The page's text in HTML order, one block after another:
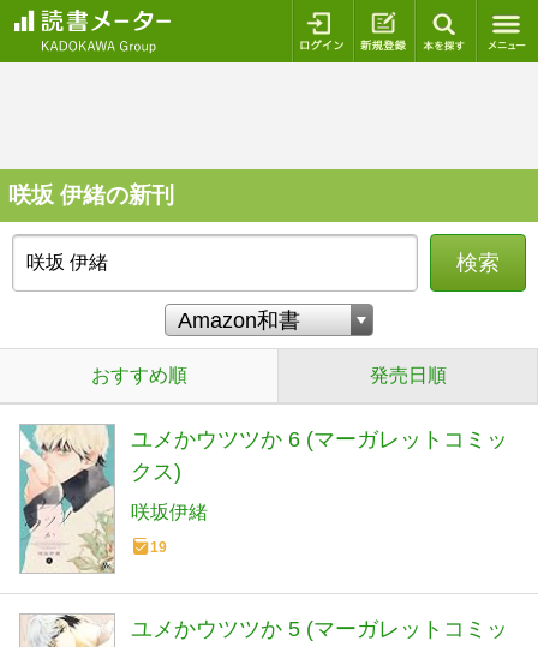
ログイン 新規登録
咲坂 伊緒の新刊
検索
おすすめ順 発売日順
ユメかウツツか 6 (マーガレットコミッ
クス)
咲坂伊緒
19
ユメかウツツか 5 (マーガレットコミッ